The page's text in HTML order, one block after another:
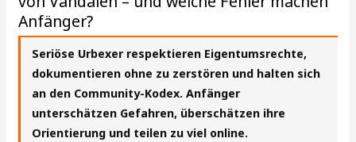
Anfänger?
Seriöse Urbexer respektieren Eigentumsrechte,
dokumentieren ohne zu zerstören und halten sich
an den Community-Kodex. Anfänger
unterschätzen Gefahren, überschätzen ihre
Orientierung und teilen zu viel online.